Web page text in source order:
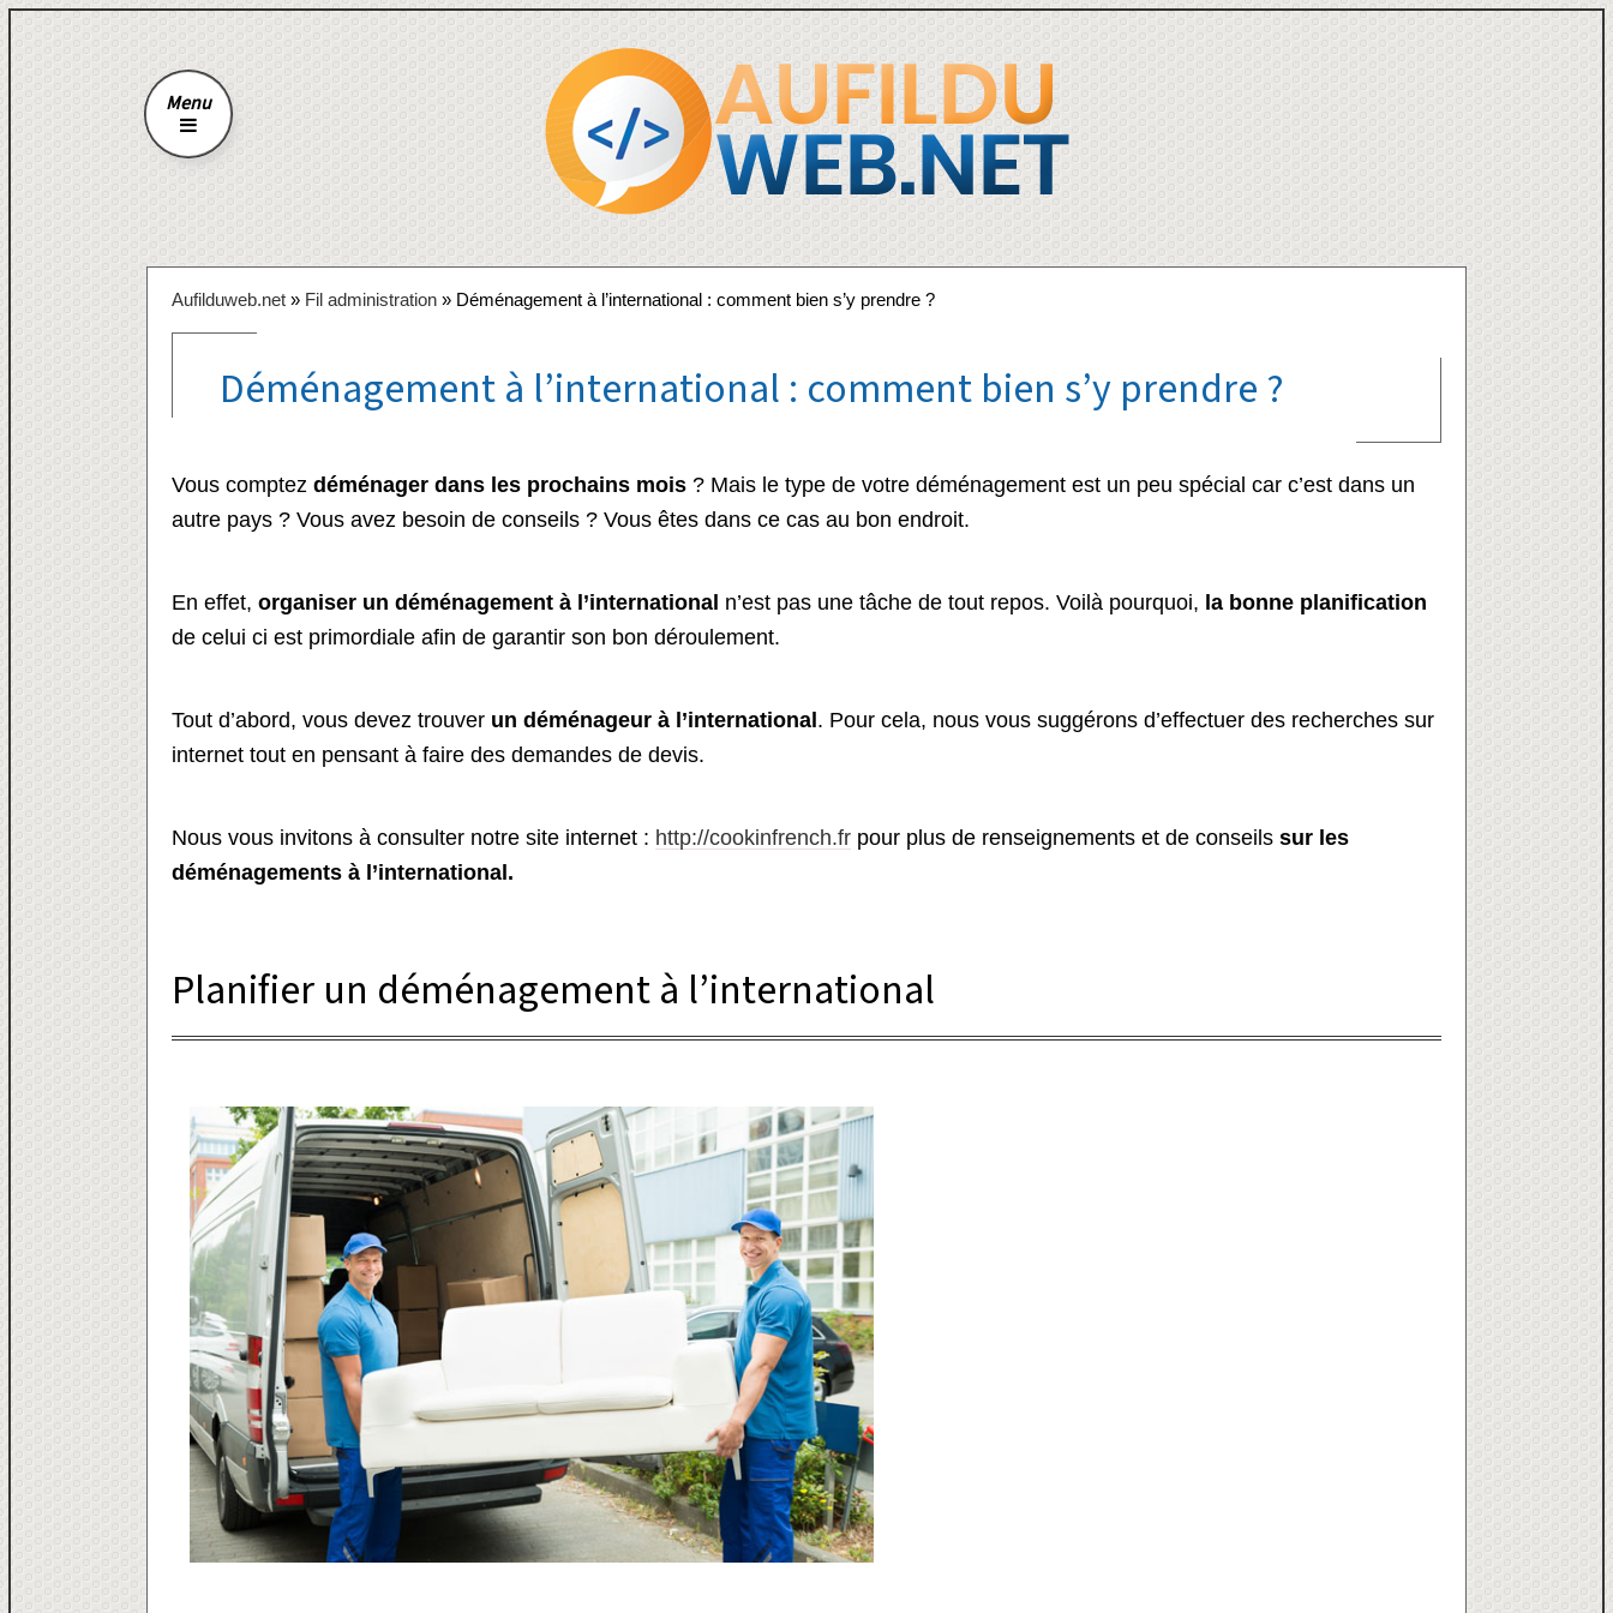
Menu
Aufilduweb.net » Fil administration » Déménagement à l’international : comment bien s’y prendre ?
Déménagement à l’international : comment bien s’y prendre ?
Vous comptez déménager dans les prochains mois ? Mais le type de votre déménagement est un peu spécial car c’est dans un
autre pays ? Vous avez besoin de conseils ? Vous êtes dans ce cas au bon endroit.
En effet, organiser un déménagement à l’international n’est pas une tâche de tout repos. Voilà pourquoi, la bonne planification
de celui ci est primordiale afin de garantir son bon déroulement.
Tout d’abord, vous devez trouver un déménageur à l’international. Pour cela, nous vous suggérons d’effectuer des recherches sur
internet tout en pensant à faire des demandes de devis.
Nous vous invitons à consulter notre site internet : http://cookinfrench.fr pour plus de renseignements et de conseils sur les
déménagements à l’international.
Planifier un déménagement à l’international